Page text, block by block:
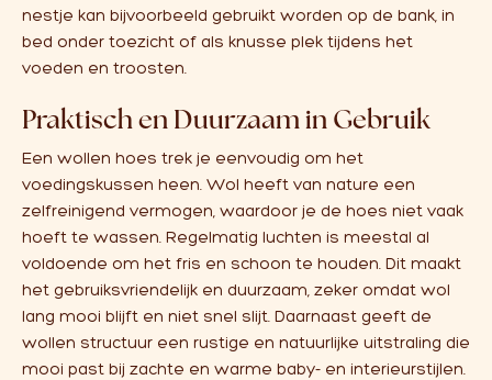
nestje kan bijvoorbeeld gebruikt worden op de bank, in
bed onder toezicht of als knusse plek tijdens het
voeden en troosten.
Praktisch en Duurzaam in Gebruik
Een wollen hoes trek je eenvoudig om het
voedingskussen heen. Wol heeft van nature een
zelfreinigend vermogen, waardoor je de hoes niet vaak
hoeft te wassen. Regelmatig luchten is meestal al
voldoende om het fris en schoon te houden. Dit maakt
het gebruiksvriendelijk en duurzaam, zeker omdat wol
lang mooi blijft en niet snel slijt. Daarnaast geeft de
wollen structuur een rustige en natuurlijke uitstraling die
mooi past bij zachte en warme baby- en interieurstijlen.